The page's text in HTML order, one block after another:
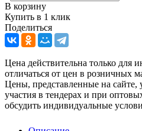
В корзину
Купить в 1 клик
Поделиться
Цена действительна только для
отличаться от цен в розничных
Цены, представленные на
участия в тендерах и при
обсудить индивидуальные